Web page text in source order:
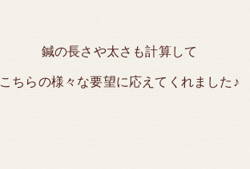
鍼の長さや太さも計算して
こちらの様々な要望に応えてくれました♪